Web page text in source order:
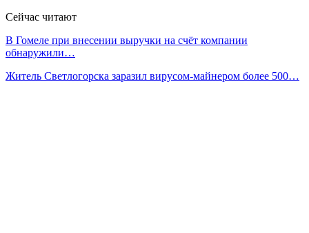
Сейчас читают
В Гомеле при внесении выручки на счёт компании
обнаружили…
Житель Светлогорска заразил вирусом-майнером более 500…